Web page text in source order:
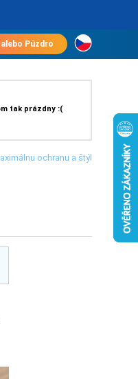
Púzdro
tak prázdny :(
ochranu a štýl